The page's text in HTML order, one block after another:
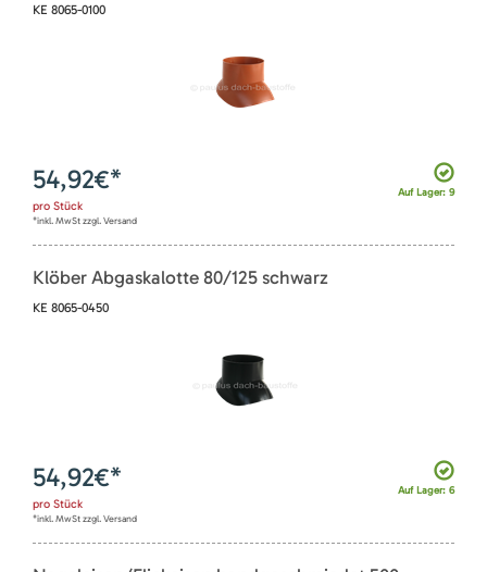
KE 8065-0100
Auf Lager: 9
54,92€*
pro Stück
*inkl. MwSt zzgl. Versand
Klöber Abgaskalotte 80/125 schwarz
KE 8065-0450
Auf Lager: 6
54,92€*
pro Stück
*inkl. MwSt zzgl. Versand